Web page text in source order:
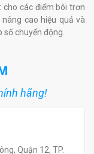
các điểm bôi trơn
cao hiệu quả và
chuyển động.
hãng!
Quận 12, TP.